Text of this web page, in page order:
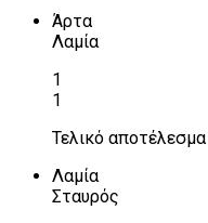
Άρτα
Λαμία
1
1
Τελικό αποτέλεσμα
Λαμία
Σταυρός